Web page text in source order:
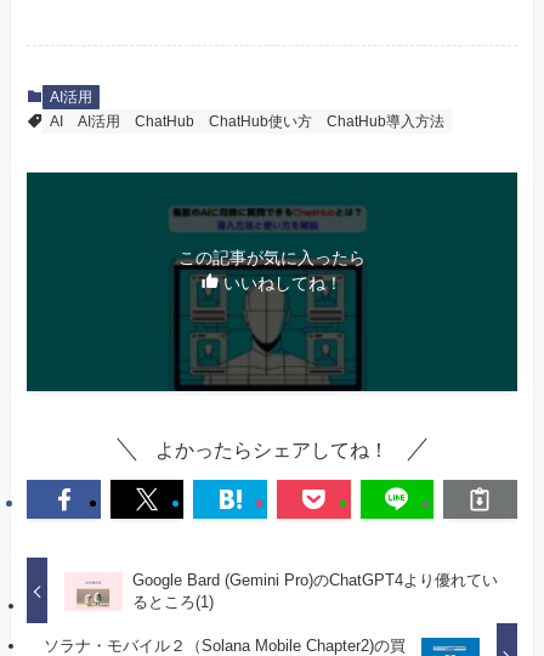
e
b
o
o
er
e
AI活用
AI
AI活用 ChatHub ChatHub使い方 ChatHub導入方法
この記事が気に入ったら
いいねしてね！
よかったらシェアしてね！
Google Bard (Gemini Pro)のChatGPT4より優れてい
るところ(1)
ソラナ・モバイル２（Solana Mobile Chapter2)の買